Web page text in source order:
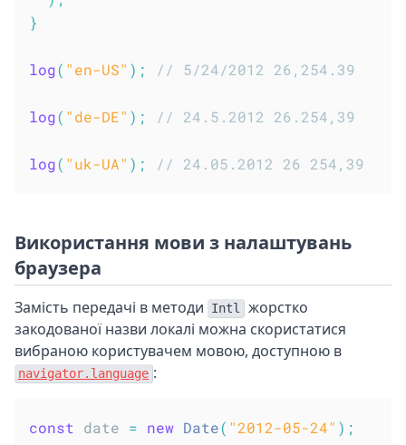
}
log( "en-US" ) ; // 5/24/2012 26,254.39
log( "de-DE" ) ; // 24.5.2012 26.254,39
log( "uk-UA" ) ; // 24.05.2012 26 254,39
Використання мови з налаштувань
браузера
Замість передачі в методи Intl
жорстко
закодованої назви локалі можна скористатися
вибраною користувачем мовою, доступною в
navigator.language :
const date = new Date( "2012-05-24" ) ;